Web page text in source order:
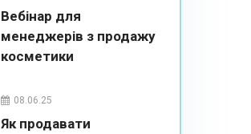
Вебінар для
менеджерів з продажу
косметики
08.06.25
Як продавати